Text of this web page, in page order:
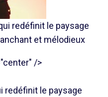
redéfinit le paysage
et mélodieux
/>
redéfinit le paysage